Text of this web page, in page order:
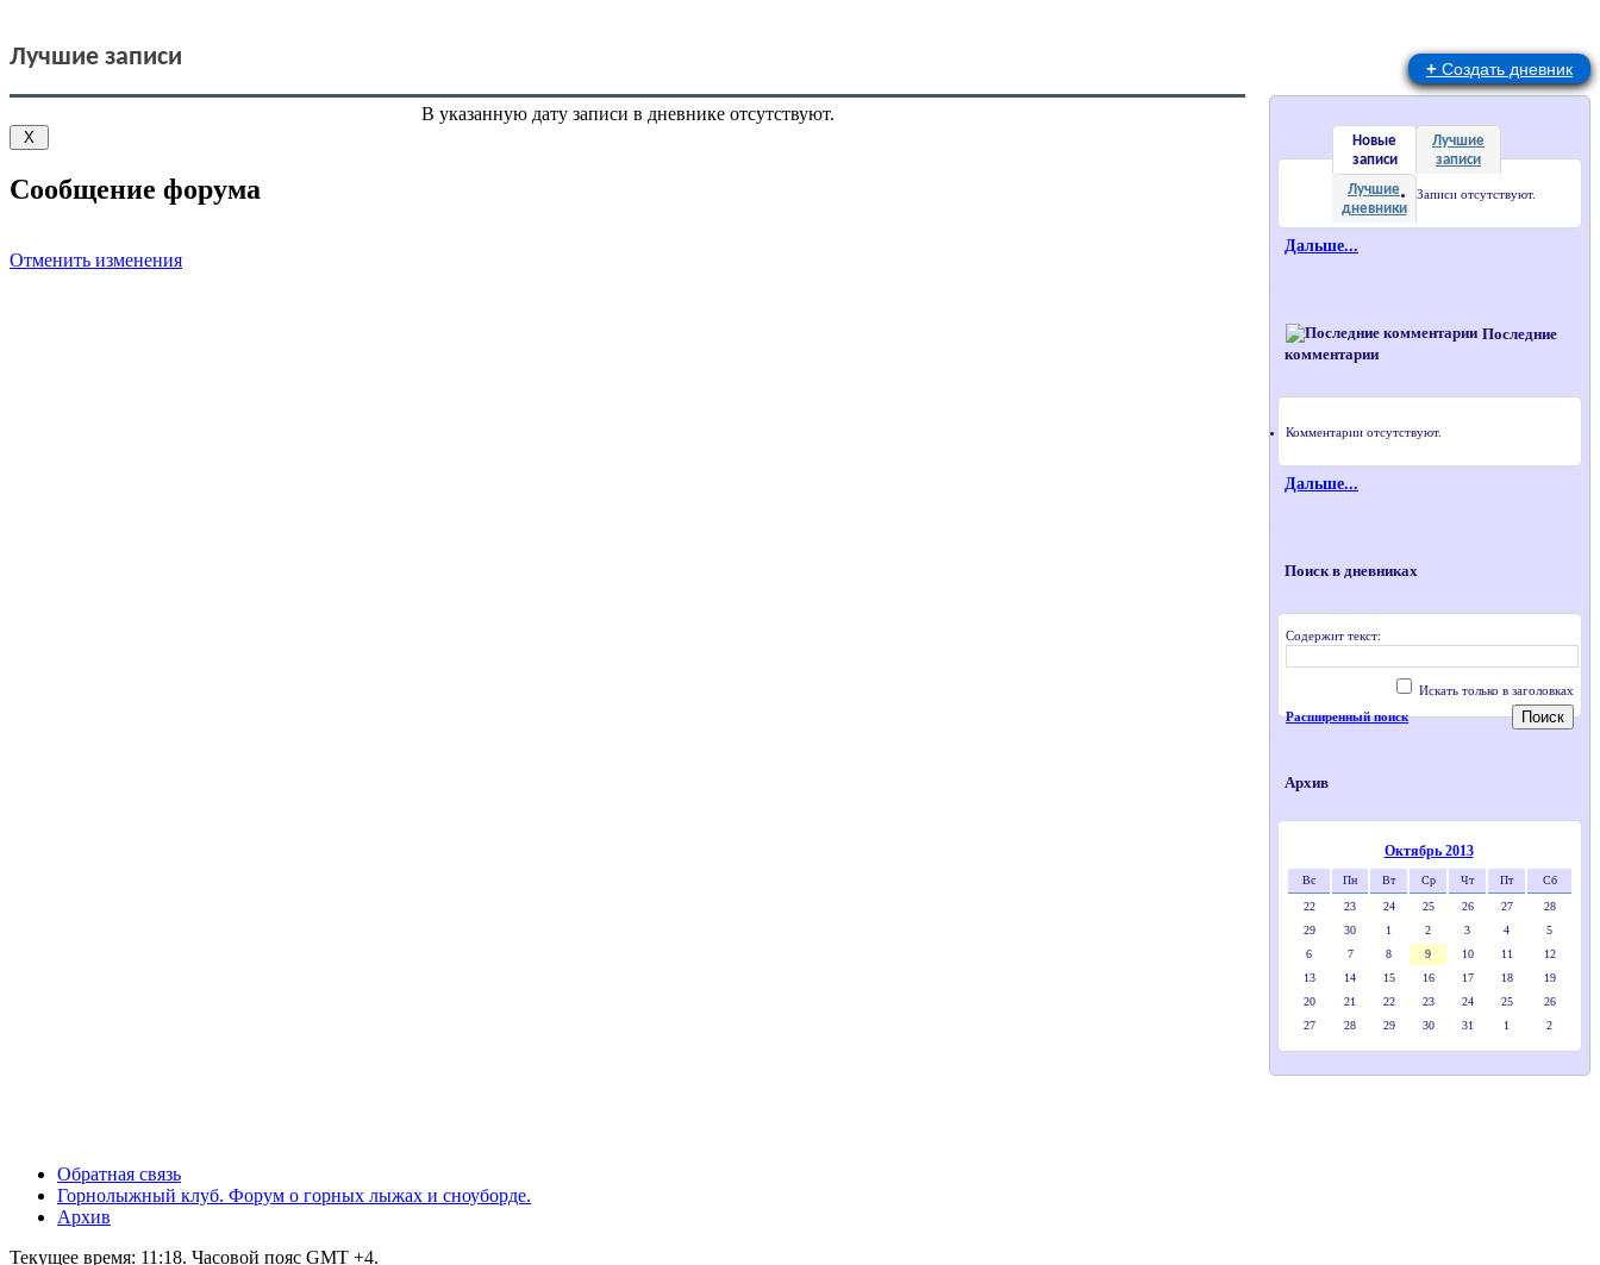
Лучшие записи
В указанную дату записи в дневнике отсутствуют.
Сообщение форума
Отменить изменения
+ Создать дневник
Новые
записи
Лучшие
записи
Лучшие
дневники
Записи отсутствуют.
Дальше...
Последние
комментарии
Комментарии отсутствуют.
Дальше...
Поиск в дневниках
Содержит текст:
Искать только в заголовках
Расширенный поиск
Архив
Октябрь 2013
Вс Пн Вт Ср Чт Пт Сб
22 23 24 25 26 27
28
29
30 1 2 3 4
5
6
7 8 9 10 11
12
13
14 15 16 17 18
19
20
21 22 23 24 25
26
27
28 29 30 31 1 2
Обратная связь
Горнолыжный клуб. Форум о горных лыжах и сноуборде.
Архив
Текущее время: 11:18. Часовой пояс GMT +4.